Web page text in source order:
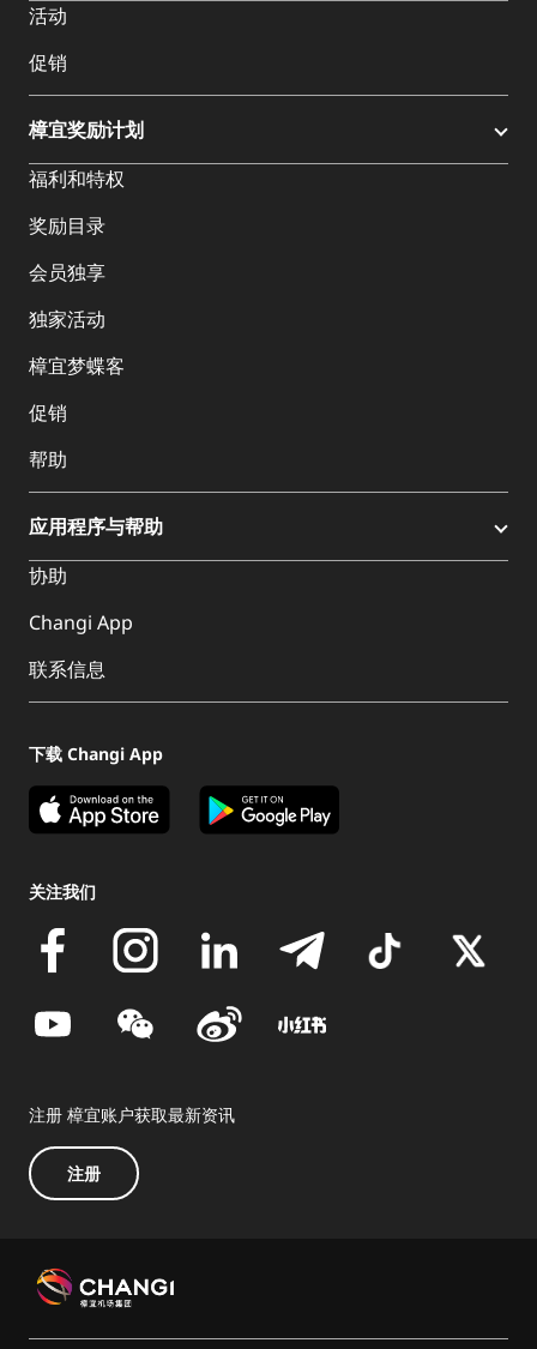
活动
促销
樟宜奖励计划
福利和特权
奖励目录
会员独享
独家活动
樟宜梦蝶客
促销
帮助
应用程序与帮助
协助
Changi App
联系信息
下载 Changi App
关注我们
注册 樟宜账户获取最新资讯
注册